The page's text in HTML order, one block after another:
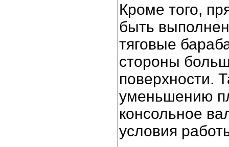
Кроме того,
быть
тяговые
стороны
поверхности.
уменьшению
консольное
условия